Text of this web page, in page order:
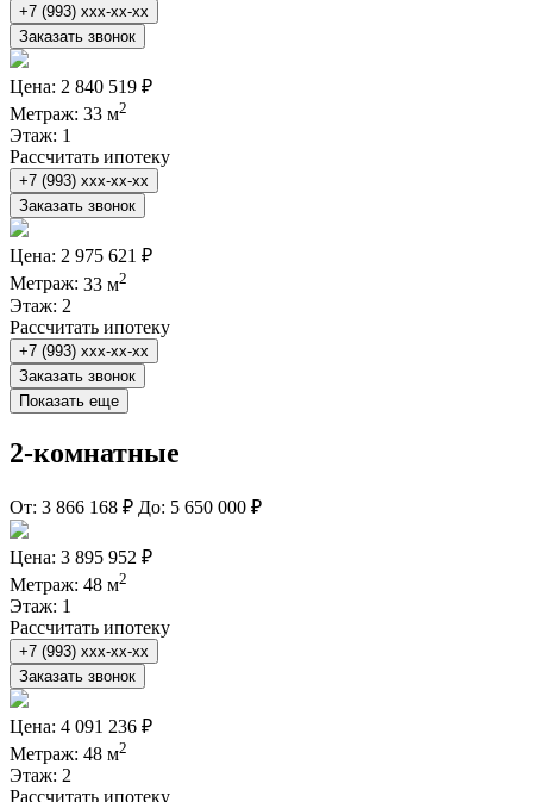
+7 (993) xxx-xx-xx
Заказать звонок
Цена: 2 840 519 ₽
Метраж: 33 м2
Этаж: 1
Рассчитать ипотеку
+7 (993) xxx-xx-xx
Заказать звонок
Цена: 2 975 621 ₽
Метраж: 33 м2
Этаж: 2
Рассчитать ипотеку
+7 (993) xxx-xx-xx
Заказать звонок
Показать еще
2-комнатные
От: 3 866 168 ₽ До: 5 650 000 ₽
Цена: 3 895 952 ₽
Метраж: 48 м2
Этаж: 1
Рассчитать ипотеку
+7 (993) xxx-xx-xx
Заказать звонок
Цена: 4 091 236 ₽
Метраж: 48 м2
Этаж: 2
Рассчитать ипотеку